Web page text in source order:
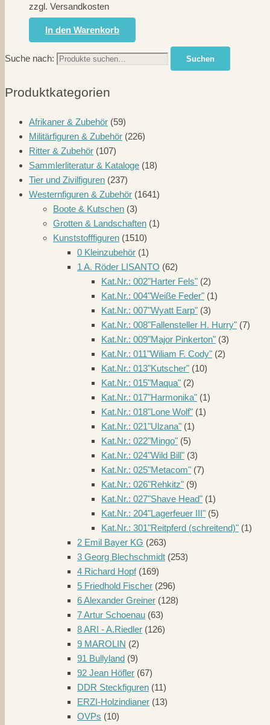
zzgl. Versandkosten
In den Warenkorb
Suche nach: Suchen
Produktkategorien
Afrikaner & Zubehör (59)
Militärfiguren & Zubehör (226)
Ritter & Zubehör (107)
Sammlerliteratur & Kataloge (18)
Tier und Zivilfiguren (237)
Westernfiguren & Zubehör (1641)
Boote & Kutschen (3)
Grotten & Landschaften (1)
Kunststofffiguren (1510)
0 Kleinzubehör (1)
1 A. Röder LISANTO (62)
Kat.Nr.: 002"Harter Fels" (2)
Kat.Nr.: 004"Weiße Feder" (1)
Kat.Nr.: 007"Wyatt Earp" (3)
Kat.Nr.: 008"Fallensteller H. Hurry" (7)
Kat.Nr.: 009"Major Pinkerton" (3)
Kat.Nr.: 011"Wiliam F. Cody" (2)
Kat.Nr.: 013"Kutscher" (10)
Kat.Nr.: 015"Maqua" (2)
Kat.Nr.: 017"Harmonika" (1)
Kat.Nr.: 018"Lone Wolf" (1)
Kat.Nr.: 021"Ulzana" (1)
Kat.Nr.: 022"Mingo" (5)
Kat.Nr.: 024"Wild Bill" (3)
Kat.Nr.: 025"Metacom" (7)
Kat.Nr.: 026"Rehkitz" (9)
Kat.Nr.: 027"Shave Head" (1)
Kat.Nr.: 204"Lagerfeuer III" (5)
Kat.Nr.: 301"Reitpferd (schreitend)" (1)
2 Emil Bayer KG (263)
3 Georg Blechschmidt (253)
4 Richard Hopf (169)
5 Friedhold Fischer (296)
6 Alexander Greiner (128)
7 Artur Schoenau (63)
8 ARI - A.Riedler (126)
9 MAROLIN (2)
91 Bullyland (9)
92 Jean Höfler (67)
DDR Steckfiguren (11)
ERZI-Holzindianer (13)
OVPs (10)